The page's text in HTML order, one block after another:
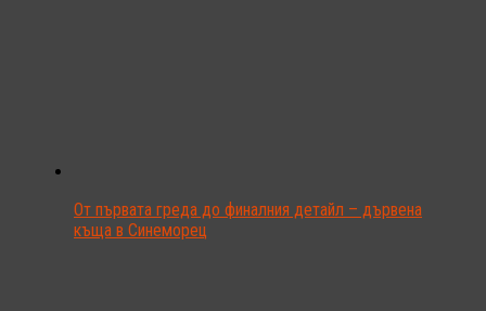
От първата греда до финалния детайл – дървена
къща в Синеморец